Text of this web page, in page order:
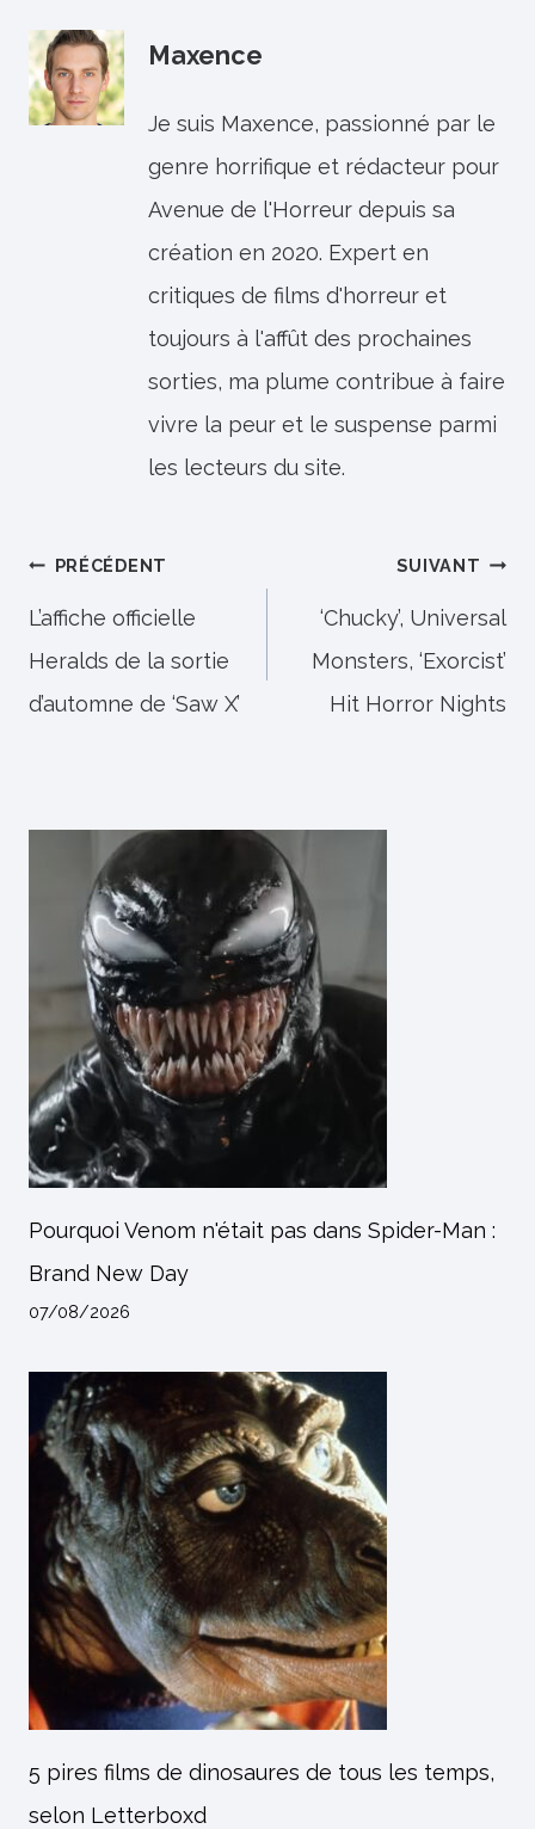
Maxence
Je suis Maxence, passionné par le
genre horrifique et rédacteur pour
Avenue de l'Horreur depuis sa
création en 2020. Expert en
critiques de films d'horreur et
toujours à l'affût des prochaines
sorties, ma plume contribue à faire
vivre la peur et le suspense parmi
les lecteurs du site.
Navigation
de
l’article
PRÉCÉDENT
L’affiche officielle
Heralds de la sortie
d’automne de ‘Saw X’
SUIVANT
‘Chucky’, Universal
Monsters, ‘Exorcist’
Hit Horror Nights
Pourquoi Venom n'était pas dans Spider-Man :
Brand New Day
07/08/2026
5 pires films de dinosaures de tous les temps,
selon Letterboxd